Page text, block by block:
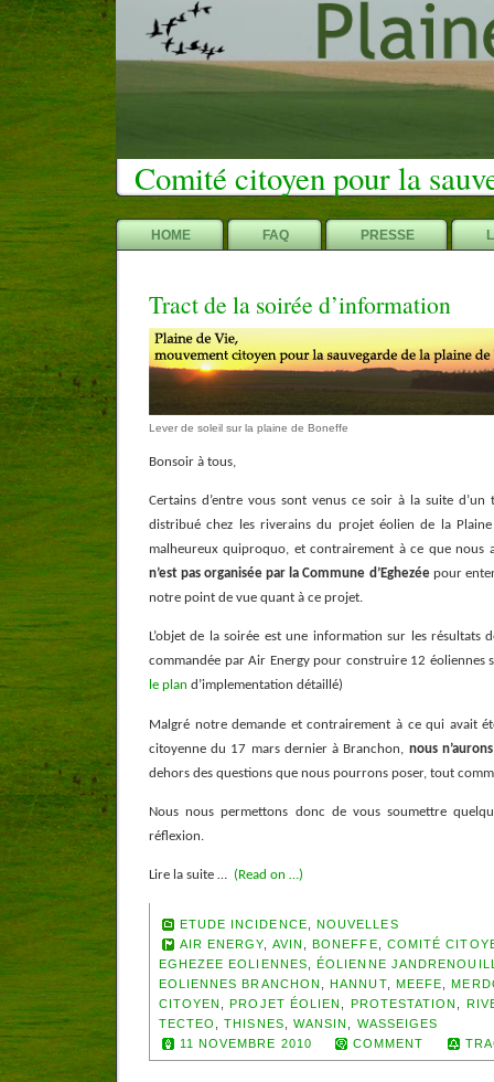
Comité citoyen pour la
HOME FAQ PRESSE
Tract de la soirée d’information
Lever de soleil sur la plaine de Boneffe
Bonsoir à tous,
Certains d’entre vous sont venus ce soir à la suite
distribué chez les riverains du projet éolien de la
malheureux quiproquo, et contrairement à ce que nous
n’est pas organisée par la Commune d’Eghezéepour
notre point de vue quant à ce projet.
L’objet de la soirée est une information sur les résultats
commandée par Air Energy pour construire 12 éoliennes
le plan d’implementation détaillé)
Malgré notre demande et contrairement à ce qui avait
citoyenne du 17 mars dernier à Branchon, nous
dehors des questions que nous pourrons poser, tout
Nous nous permettons donc de vous soumettre
réflexion.
Lire la suite … (Read on …)
ETUDE INCIDENCE
NOUVELLES
AIR ENERGY
AVIN BONEFFE
COMITÉ
EGHEZEE EOLIENNES
ÉOLIENNE
EOLIENNES BRANCHON
HANNUT, MEEFE
CITOYEN
PROJET ÉOLIEN PROTESTATION
TECTEO
,THISNES WANSIN
WASSEIGES
11 NOVEMBRE 2010
COMMENT